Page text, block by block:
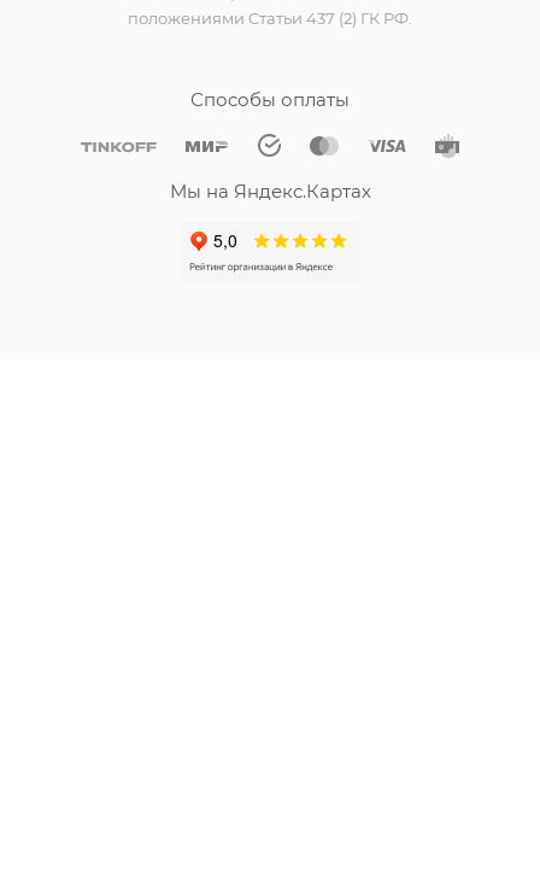
положениями Статьи 437 (2) ГК РФ.
Способы оплаты
Мы на Яндекс.Картах